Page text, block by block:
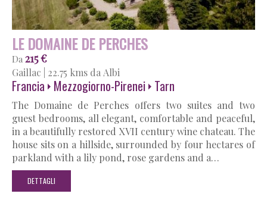
LE DOMAINE DE PERCHES
Da 215 €
Gaillac 22.75 kms da Albi
Francia Mezzogiorno-Pirenei Tarn
The Domaine de Perches offers two suites and two
guest bedrooms, all elegant, comfortable and peaceful,
in a beautifully restored XVII century wine chateau. The
house sits on a hillside, surrounded by four hectares of
parkland with a lily pond, rose gardens and a…
DETTAGLI